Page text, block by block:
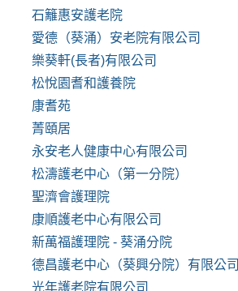
石籬惠安護老院
愛德（葵涌）安老院有限公司
樂葵軒(長者)有限公司
松悅園耆和護養院
康耆苑
菁頤居
永安老人健康中心有限公司
松濤護老中心（第一分院）
聖濟會護理院
康順護老中心有限公司
新萬福護理院 - 葵涌分院
德昌護老中心（葵興分院）有限公司
光年護老院有限公司